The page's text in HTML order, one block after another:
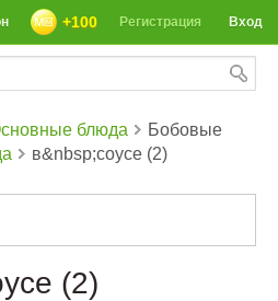
Вход
Регистрация
+100
блюда
Бобовые
в&nbsp;соусе (2)
(2)